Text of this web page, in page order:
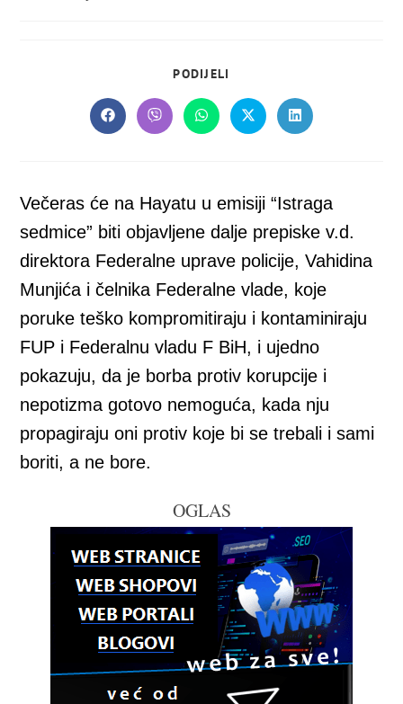
PODIJELI
CONTENT
Opens
in
Opens
in
Opens
in
Opens
in
Opens
in
Večeras će na Hayatu u emisiji “Istraga
sedmice” biti objavljene dalje prepiske v.d.
direktora Federalne uprave policije, Vahidina
Munjića i čelnika Federalne vlade, koje
poruke teško kompromitiraju i kontaminiraju
FUP i Federalnu vladu F BiH, i ujedno
pokazuju, da je borba protiv korupcije i
nepotizma gotovo nemoguća, kada nju
propagiraju oni protiv koje bi se trebali i sami
boriti, a ne bore.
OGLAS